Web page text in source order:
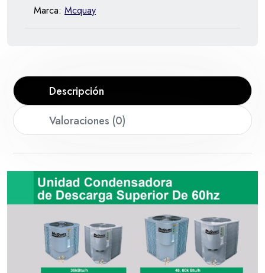
Marca: Mcquay
Descripción
Valoraciones (0)